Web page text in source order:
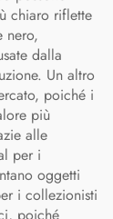
chiaro riflette
nero,
dalla
Un altro
poiché i
più
alle
per i
oggetti
i collezionisti